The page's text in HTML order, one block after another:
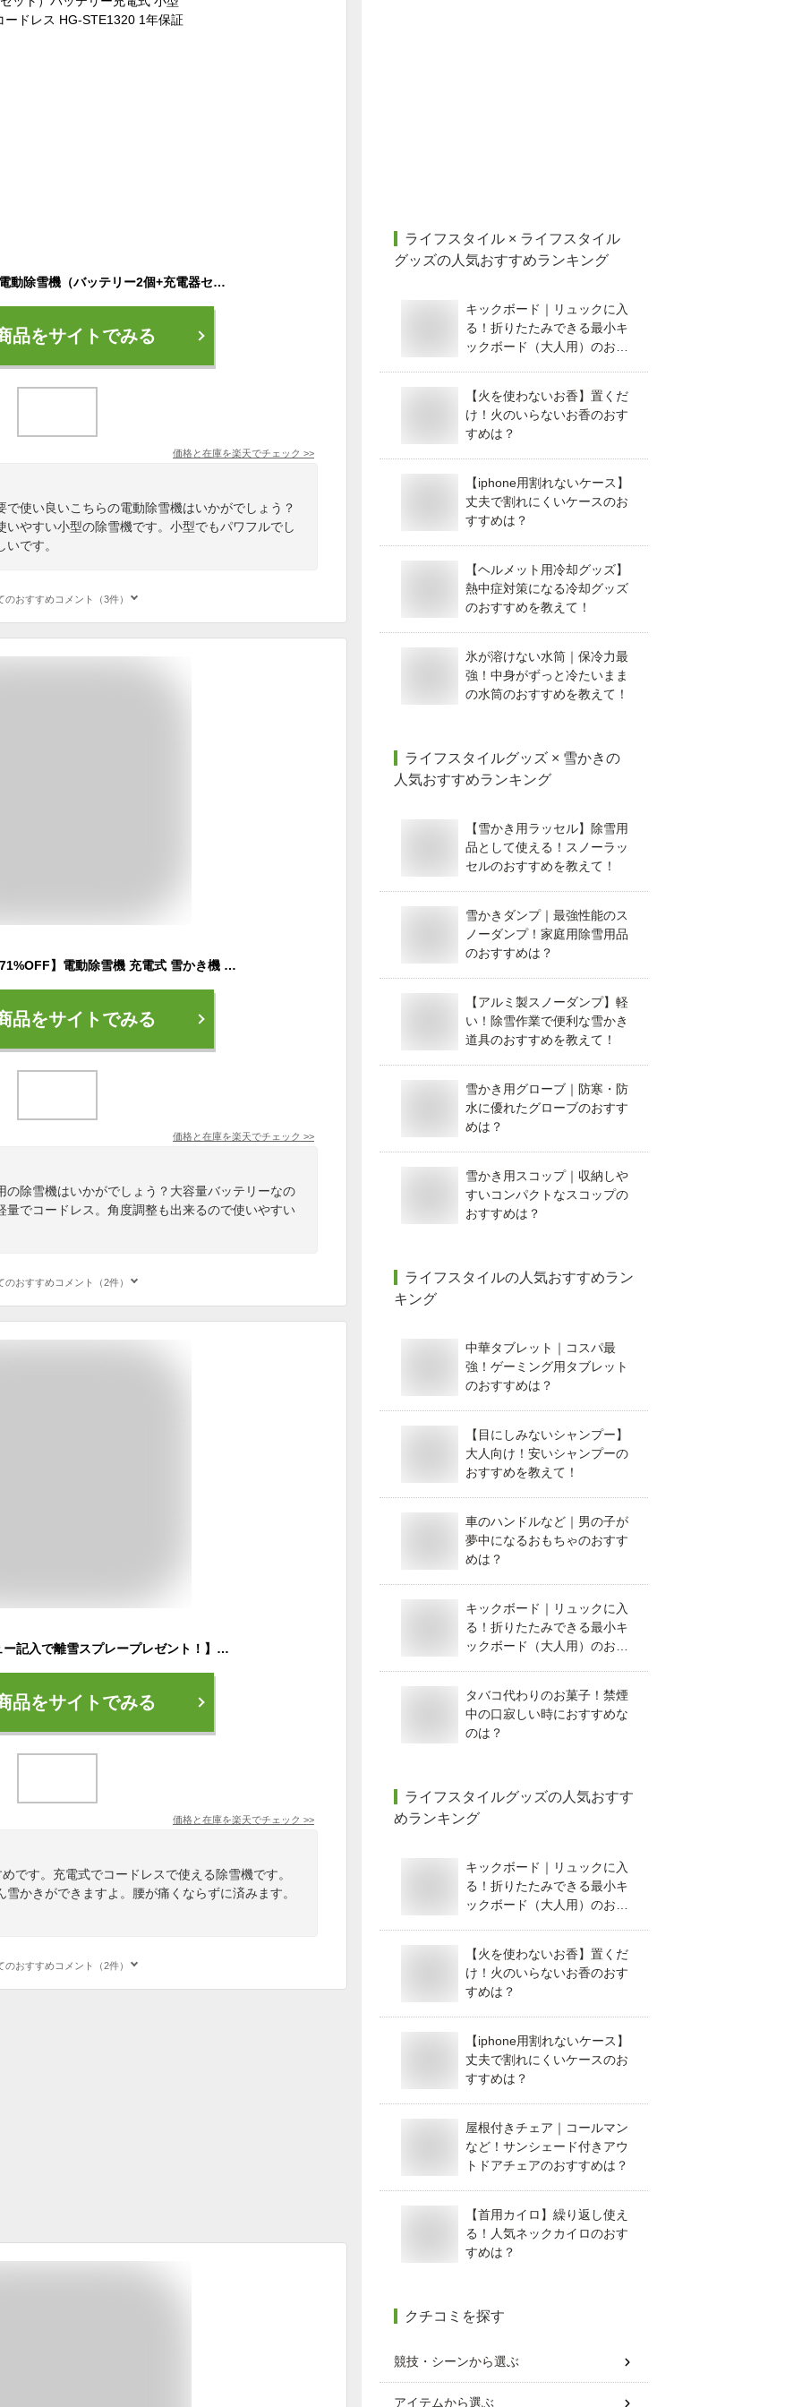
ハイガー公式 次世代 電動除雪機（バッテリー2個+充電器セット）バッテリー充電式 小型 家庭用 軽量 コードレス HG-STE1320 1年保証
品をサイトでみる
価格と在庫を楽天でチェック >>
使い良いこちらの電動除雪機はいかがでしょう？
やすい小型の除雪機です。小型でもパワフルでし
です。
のおすすめコメント（3件）
【スーパーSALE限定71%OFF】電動除雪機 充電式 雪かき機 コードレス 電動スノースロー 除雪機 素早い除雪 軽量 充電式除雪機 大容量バッテリー*2個付き マキタバッテリー対応 除雪幅32cm 除雪高16cm 噴射距離8m 角度調節可能 ハイパワー スノーブレイク 家庭用 シャベル
品をサイトでみる
価格と在庫を楽天でチェック >>
の除雪機はいかがでしょう？大容量バッテリーなの
量でコードレス。角度調整も出来るので使いやすい
のおすすめコメント（2件）
【在庫有り】【レビュー記入で離雪スプレープレゼント！】スノージョー 24V iON+ コードレス スノーショベル 電動 コードレス除雪機 スノーブロワ 強力 除雪機 軽量 電動除雪機 雪かき機 小型家庭用 充電式 バッテリー別途 Snow Joe 24-Volt iON+ Cordless Snow Shovel
品をサイトでみる
価格と在庫を楽天でチェック >>
です。充電式でコードレスで使える除雪機です。
かきができますよ。腰が痛くならずに済みます。
のおすすめコメント（2件）
ライフスタイル × ライフスタイル
グッズの人気おすすめランキング
キックボード｜リュックに入
る！折りたたみできる最小キ
ックボード（大人用）のおす
【火を使わないお香】置くだ
け！火のいらないお香のおす
すめは？
【iphone用割れないケース】
丈夫で割れにくいケースのお
すすめは？
【ヘルメット用冷却グッズ】
熱中症対策になる冷却グッズ
のおすすめを教えて！
氷が溶けない水筒｜保冷力最
強！中身がずっと冷たいまま
の水筒のおすすめを教えて！
ライフスタイルグッズ × 雪かきの
人気おすすめランキング
【雪かき用ラッセル】除雪用
品として使える！スノーラッ
セルのおすすめを教えて！
雪かきダンプ｜最強性能のス
ノーダンプ！家庭用除雪用品
のおすすめは？
【アルミ製スノーダンプ】軽
い！除雪作業で便利な雪かき
道具のおすすめを教えて！
雪かき用グローブ｜防寒・防
水に優れたグローブのおすす
めは？
雪かき用スコップ｜収納しや
すいコンパクトなスコップの
おすすめは？
ライフスタイルの人気おすすめラン
キング
中華タブレット｜コスパ最
強！ゲーミング用タブレット
のおすすめは？
【目にしみないシャンプー】
大人向け！安いシャンプーの
おすすめを教えて！
車のハンドルなど｜男の子が
夢中になるおもちゃのおすす
めは？
キックボード｜リュックに入
る！折りたたみできる最小キ
ックボード（大人用）のおす
タバコ代わりのお菓子！禁煙
中の口寂しい時におすすめな
のは？
ライフスタイルグッズの人気おすす
めランキング
キックボード｜リュックに入
る！折りたたみできる最小キ
ックボード（大人用）のおす
【火を使わないお香】置くだ
け！火のいらないお香のおす
すめは？
【iphone用割れないケース】
丈夫で割れにくいケースのお
すすめは？
屋根付きチェア｜コールマン
など！サンシェード付きアウ
トドアチェアのおすすめは？
【首用カイロ】繰り返し使え
る！人気ネックカイロのおす
すめは？
クチコミを探す
競技・シーンから選ぶ
アイテムから選ぶ